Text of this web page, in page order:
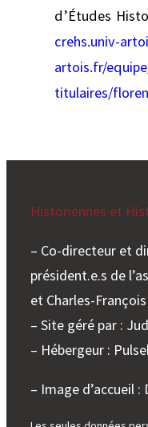
d’Études
crehs.univ-
artois.fr/
titulaires/
Historiennes et
– Co-directeur et
président.e.s de
et Charles-
– Site géré par :
– Hébergeur :
– Image d’accueil